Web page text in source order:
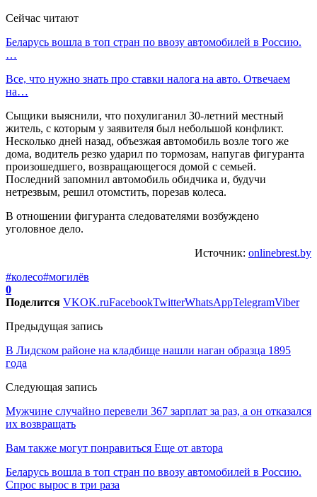
Сейчас читают
Беларусь вошла в топ стран по ввозу автомобилей в Россию.
…
Все, что нужно знать про ставки налога на авто. Отвечаем
на…
Сыщики выяснили, что похулиганил 30-летний местный
житель, с которым у заявителя был небольшой конфликт.
Несколько дней назад, объезжая автомобиль возле того же
дома, водитель резко ударил по тормозам, напугав фигуранта
произошедшего, возвращающегося домой с семьей.
Последний запомнил автомобиль обидчика и, будучи
нетрезвым, решил отомстить, порезав колеса.
В отношении фигуранта следователями возбуждено
уголовное дело.
Источник: onlinebrest.by
#колесо#могилёв
0
Поделится VKOK.ruFacebookTwitterWhatsAppTelegramViber
Предыдущая запись
В Лидском районе на кладбище нашли наган образца 1895
года
Следующая запись
Мужчине случайно перевели 367 зарплат за раз, а он отказался
их возвращать
Вам также могут понравиться Еще от автора
Беларусь вошла в топ стран по ввозу автомобилей в Россию.
Спрос вырос в три раза